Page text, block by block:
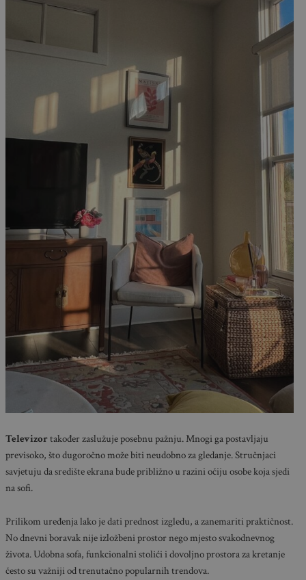
Televizortakođer zaslužuje posebnu pažnju. Mnogi ga postavljaju
previsoko, što dugoročno može biti neudobno za gledanje. Stručnjaci
savjetuju da središte ekrana bude približno u razini očiju osobe koja sjedi
na sofi.
Prilikom uređenja lako je dati prednost izgledu, a zanemariti praktičnost.
No dnevni boravak nije izložbeni prostor nego mjesto svakodnevnog
života. Udobna sofa, funkcionalni stolići i dovoljno prostora za kretanje
često su važniji od trenutačno popularnih trendova.